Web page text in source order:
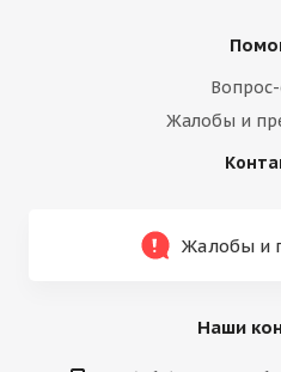
Вопрос-
Жалобы и
Жалобы и
Наши